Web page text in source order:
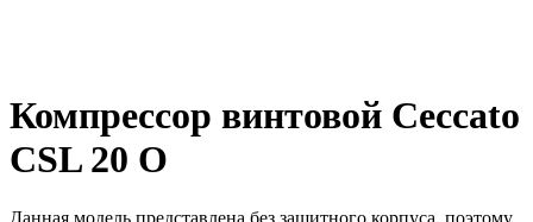
Компрессор винтовой Ceccato
CSL 20 O
Данная модель представлена без защитного корпуса, поэтому